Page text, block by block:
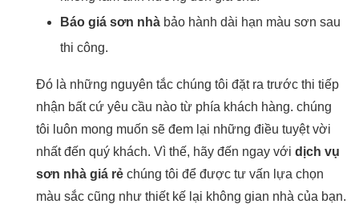
Báo giá sơn nhà bảo hành dài hạn màu sơn sau
thi công.
Đó là những nguyên tắc chúng tôi đặt ra trước thi tiếp
nhận bất cứ yêu cầu nào từ phía khách hàng. chúng
tôi luôn mong muốn sẽ đem lại những điều tuyệt vời
nhất đến quý khách. Vì thế, hãy đến ngay với dịch vụ
sơn nhà giá rẻ chúng tôi để được tư vấn lựa chọn
màu sắc cũng như thiết kế lại không gian nhà của bạn.